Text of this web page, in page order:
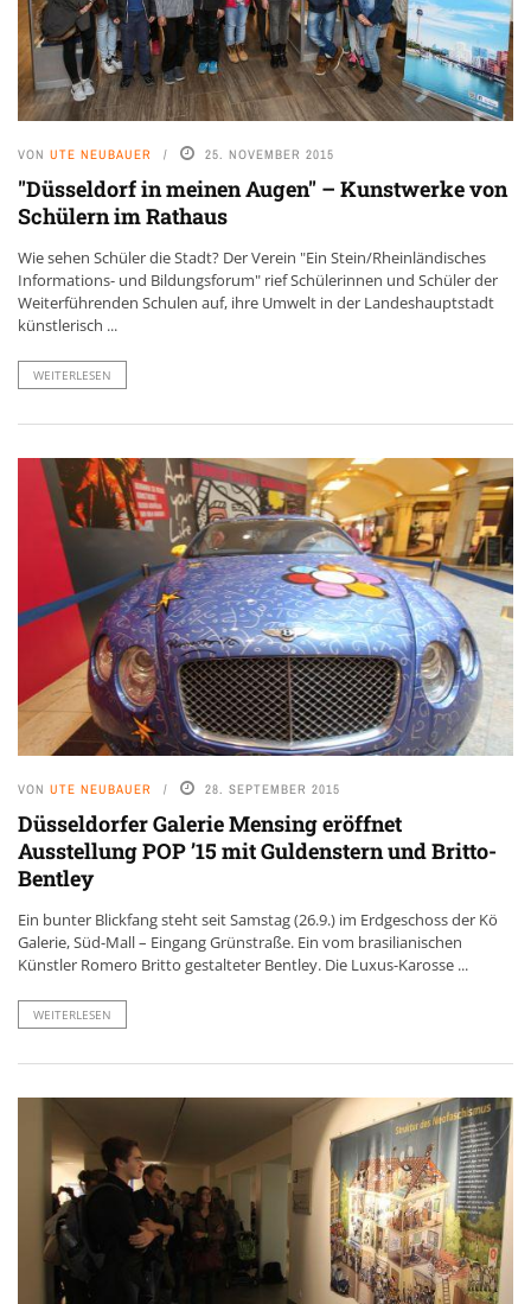
VON UTE NEUBAUER 25. NOVEMBER 2015
"Düsseldorf in meinen Augen" – Kunstwerke von
Schülern im Rathaus
Wie sehen Schüler die Stadt? Der Verein "Ein Stein/Rheinländisches
Informations- und Bildungsforum" rief Schülerinnen und Schüler der
Weiterführenden Schulen auf, ihre Umwelt in der Landeshauptstadt
künstlerisch ...
WEITERLESEN
VON UTE NEUBAUER 28. SEPTEMBER 2015
Düsseldorfer Galerie Mensing eröffnet
Ausstellung POP ’15 mit Guldenstern und Britto-
Bentley
Ein bunter Blickfang steht seit Samstag (26.9.) im Erdgeschoss der Kö
Galerie, Süd-Mall – Eingang Grünstraße. Ein vom brasilianischen
Künstler Romero Britto gestalteter Bentley. Die Luxus-Karosse ...
WEITERLESEN